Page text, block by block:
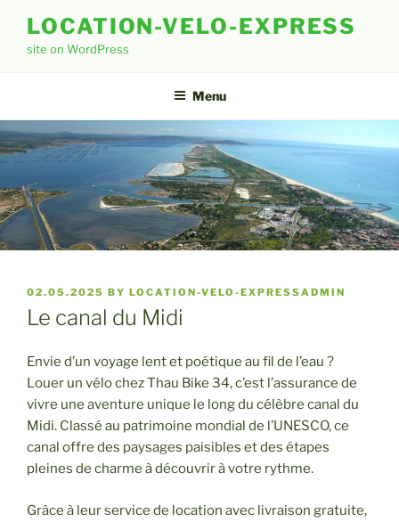
content
LOCATION-VELO-EXPRESS
site on WordPress
Menu
POSTED
ON
02.05.2025 BY LOCATION-VELO-EXPRESSADMIN
Le canal du Midi
Envie d’un voyage lent et poétique au fil de l’eau ?
Louer un vélo chez Thau Bike 34, c’est l’assurance de
vivre une aventure unique le long du célèbre canal du
Midi. Classé au patrimoine mondial de l’UNESCO, ce
canal offre des paysages paisibles et des étapes
pleines de charme à découvrir à votre rythme.
Grâce à leur service de location avec livraison gratuite,